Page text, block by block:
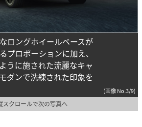
ロングホイールベースが
プロポーションに加え、
うに施された流麗なキャ
ダンで洗練された印象を
(画像 No.3/9)
スクロールで次の写真へ